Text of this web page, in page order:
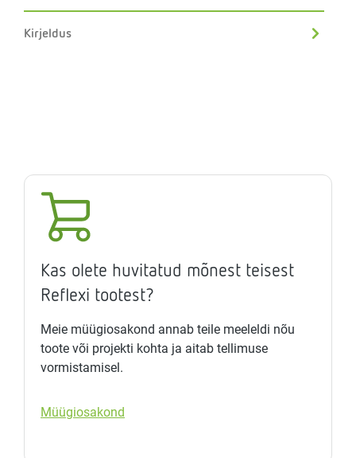
Kirjeldus
Kas olete huvitatud mõnest teisest
Reflexi tootest?
Meie müügiosakond annab teile meeleldi nõu
toote või projekti kohta ja aitab tellimuse
vormistamisel.
Müügiosakond